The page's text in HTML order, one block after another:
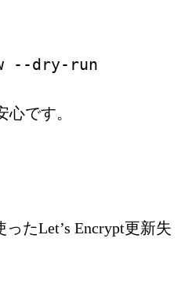
--dry-run
です。
たLet’s Encrypt更新失